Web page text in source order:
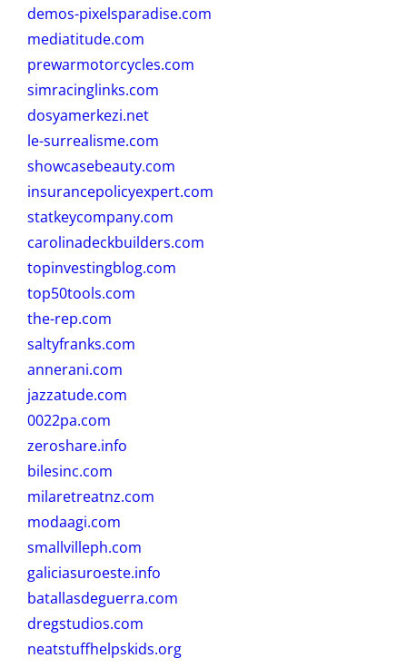
demos-pixelsparadise.com
mediatitude.com
prewarmotorcycles.com
simracinglinks.com
dosyamerkezi.net
le-surrealisme.com
showcasebeauty.com
insurancepolicyexpert.com
statkeycompany.com
carolinadeckbuilders.com
topinvestingblog.com
top50tools.com
the-rep.com
saltyfranks.com
annerani.com
jazzatude.com
0022pa.com
zeroshare.info
bilesinc.com
milaretreatnz.com
modaagi.com
smallvilleph.com
galiciasuroeste.info
batallasdeguerra.com
dregstudios.com
neatstuffhelpskids.org